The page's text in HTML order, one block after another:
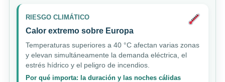
RIESGO CLIMÁTICO
Calor extremo sobre Europa
Temperaturas superiores a 40 °C afectan varias zonas
y elevan simultáneamente la demanda eléctrica, el
estrés hídrico y el peligro de incendios.
Por qué importa: la duración y las noches cálidas